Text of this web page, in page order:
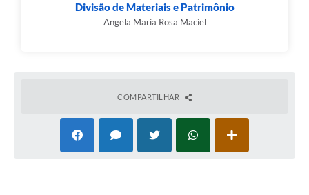
Divisão de Materiais e Patrimônio
Angela Maria Rosa Maciel
COMPARTILHAR